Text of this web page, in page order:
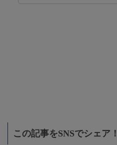
この記事をSNSでシェア！